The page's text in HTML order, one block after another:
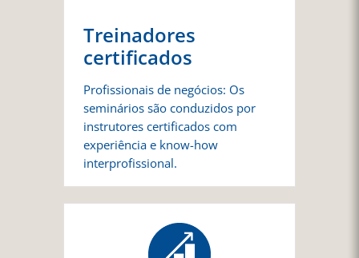
Treinadores
certificados
Profissionais de negócios: Os
seminários são conduzidos por
instrutores certificados com
experiência e know-how
interprofissional.